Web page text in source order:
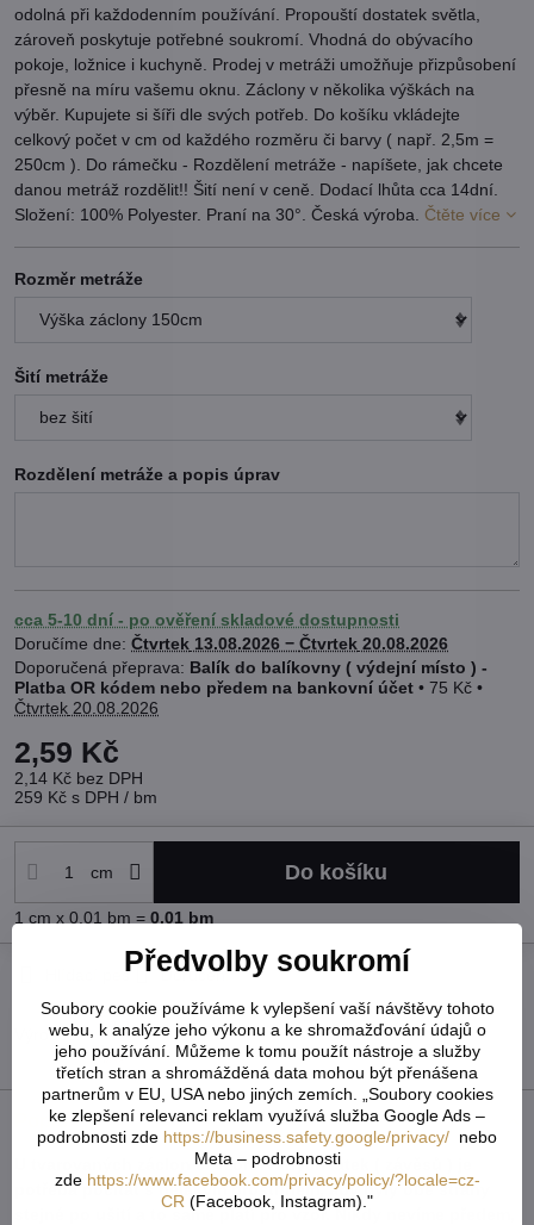
odolná při každodenním používání. Propouští dostatek světla,
zároveň poskytuje potřebné soukromí. Vhodná do obývacího
pokoje, ložnice i kuchyně. Prodej v metráži umožňuje přizpůsobení
přesně na míru vašemu oknu. Záclony v několika výškách na
výběr. Kupujete si šíři dle svých potřeb. Do košíku vkládejte
celkový počet v cm od každého rozměru či barvy ( např. 2,5m =
250cm ). Do rámečku - Rozdělení metráže - napíšete, jak chcete
danou metráž rozdělit!! Šití není v ceně. Dodací lhůta cca 14dní.
Složení: 100% Polyester. Praní na 30°. Česká výroba. Čtěte více
Rozměr metráže
Šití metráže
Rozdělení metráže a popis úprav
cca 5-10 dní - po ověření skladové dostupnosti
Doručíme dne: Čtvrtek 13.08.2026 − Čtvrtek 20.08.2026
Balík do balíkovny ( výdejní místo ) -
Platba OR kódem nebo předem na bankovní účet • 75 Kč •
Čtvrtek 20.08.2026
2,59 Kč
2,14 Kč bez DPH
259 Kč s DPH / bm
cm Do košíku
1 cm x 0.01 bm = 0.01 bm
Hlídací pes Doručení
Výrobce:
Popis
U tvarovaných záclon čí vzororvaných látek ( závěsů ) je
potřeba počítat s nějakým prostřihem, aby byly obě strany
stejné po ušití a to samé platí pro vzor. Nikdy nevíme předem,
Předvolby soukromí
Soubory cookie používáme k vylepšení vaší návštěvy tohoto
webu, k analýze jeho výkonu a ke shromažďování údajů o
jeho používání. Můžeme k tomu použít nástroje a služby
třetích stran a shromážděná data mohou být přenášena
partnerům v EU, USA nebo jiných zemích. „Soubory cookies
ke zlepšení relevanci reklam využívá služba Google Ads –
podrobnosti zde https://business.safety.google/privacy/ nebo
Meta – podrobnosti
zde https://www.facebook.com/privacy/policy/?locale=cz-
CR (Facebook, Instagram)."